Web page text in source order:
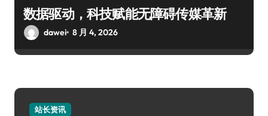
数据驱动，科技赋能无障碍传媒革新
dawei 8 月 4, 2026
站长资讯